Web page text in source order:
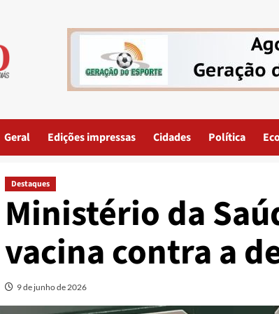
Geral Edições impressas Cidades Política
Destaques
Ministério da
vacina contra a
9 de junho de 2026